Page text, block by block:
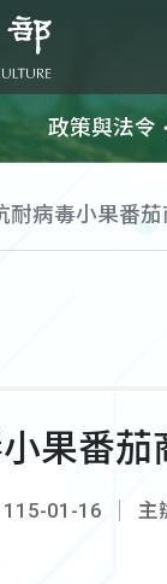
政策與法令
耐病毒小果番
果番
01-16 主